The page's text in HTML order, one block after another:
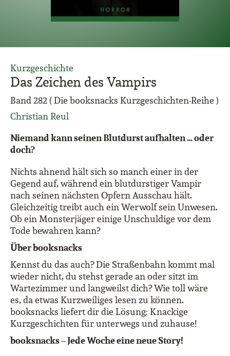
Das Zeichen des Vampirs
Band 282 ( Die booksnacks Kurzgeschichten-Reihe )
Christian Reul
Kurzgeschichte
Niemand kann seinen Blutdurst aufhalten … oder
doch?
Nichts ahnend hält sich so manch einer in der
Gegend auf, während ein blutdurstiger Vampir
nach seinen nächsten Opfern Ausschau hält.
Gleichzeitig treibt auch ein Werwolf sein Unwesen.
Ob ein Monsterjäger einige Unschuldige vor dem
Tode bewahren kann?
Über booksnacks
Kennst du das auch? Die Straßenbahn kommt mal
wieder nicht, du stehst gerade an oder sitzt im
Wartezimmer und langweilst dich? Wie toll wäre
es, da etwas Kurzweiliges lesen zu können.
booksnacks liefert dir die Lösung: Knackige
Kurzgeschichten für unterwegs und zuhause!
booksnacks – Jede Woche eine neue Story!